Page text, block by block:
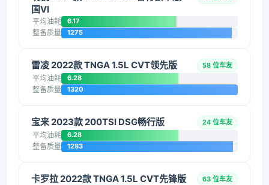
国VI
平均油耗 6.17
整备质量 1275
雷凌 2022款 TNGA 1.5L CVT领先版 58 位车友
平均油耗 6.28
整备质量 1320
宝来 2023款 200TSI DSG畅行版 24 位车友
平均油耗 6.28
整备质量 1283
卡罗拉 2022款 TNGA 1.5L CVT先锋版 63 位车友